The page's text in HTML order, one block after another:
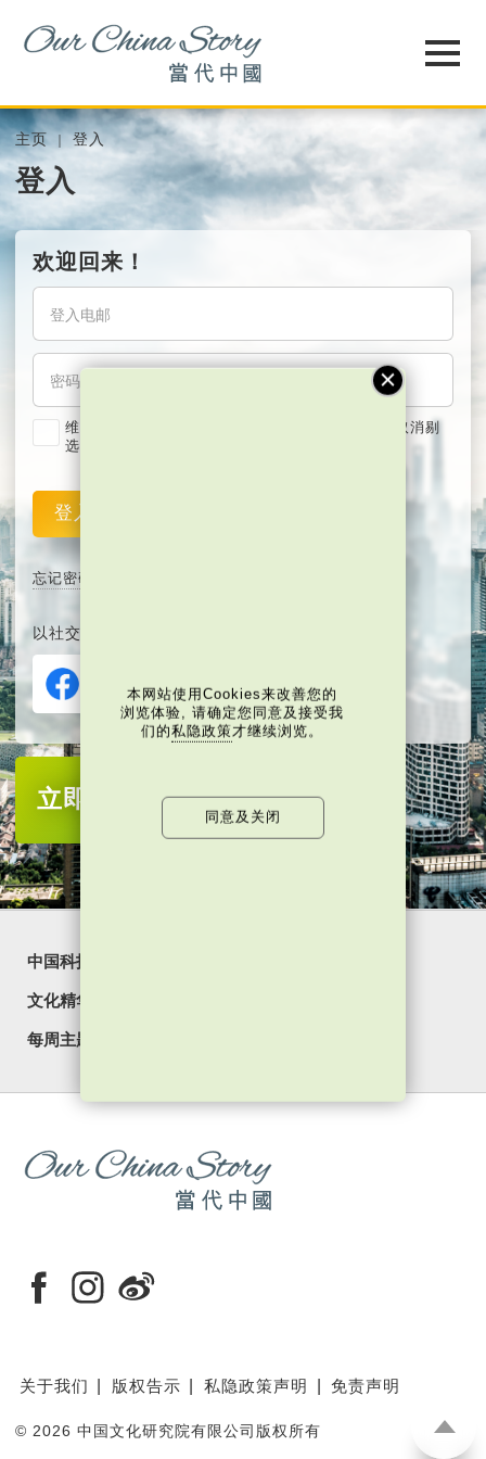
主页 登入
登入
欢迎回来！
维持我的登入状态两星期 (若使用共用电脑，紧记取消剔
选)
登入
忘记密码
以社交媒体平台注册或登入∶
立即注册 成为当代中国会员
中国科技
文化精华
每周主题
关于我们 版权告示 私隐政策声明 免责声明
© 2026 中国文化研究院有限公司版权所有
本网站使用Cookies来改善您的
浏览体验, 请确定您同意及接受我
们的私隐政策才继续浏览。
同意及关闭